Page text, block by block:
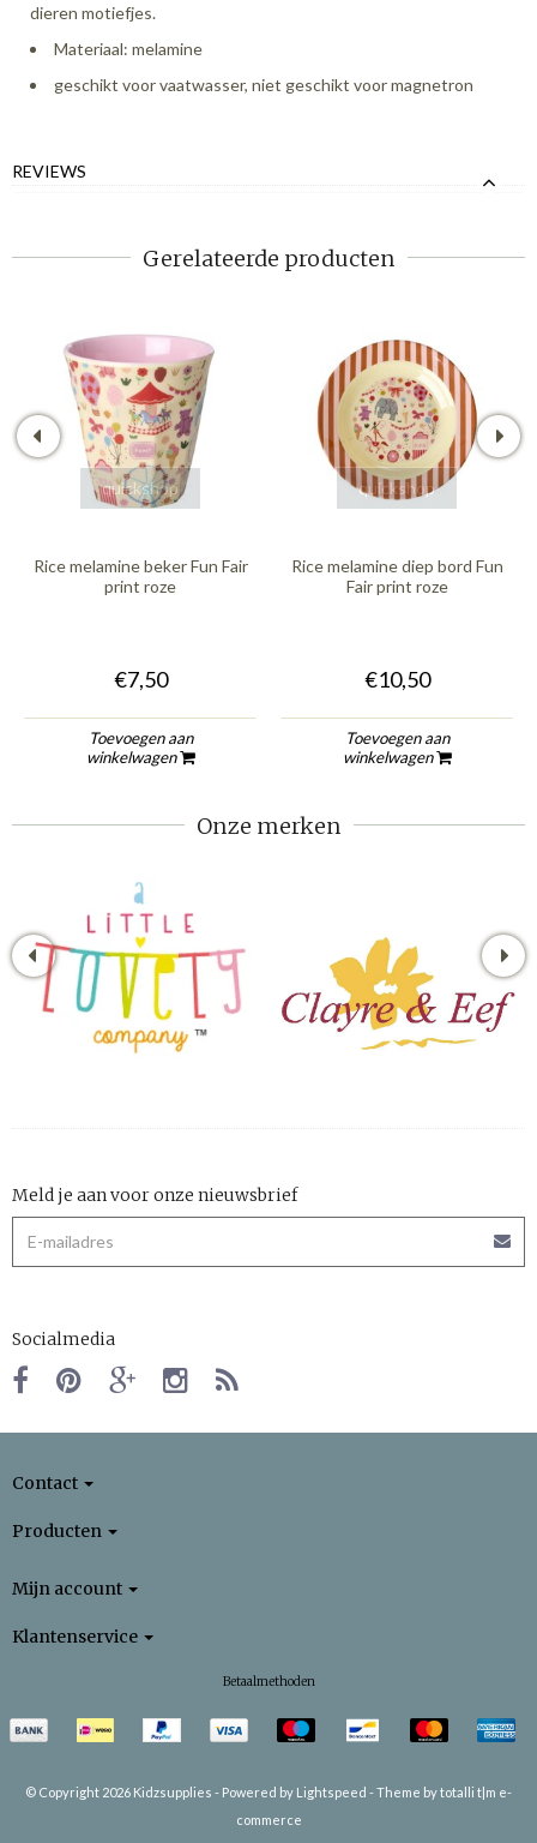
dieren motiefjes.
Materiaal: melamine
geschikt voor vaatwasser, niet geschikt voor magnetron
REVIEWS
Gerelateerde producten
quickshop
Rice melamine beker Fun Fair
print roze
€7,50
Toevoegen aan
winkelwagen
quickshop
Rice melamine diep bord Fun
Fair print roze
€10,50
Toevoegen aan
winkelwagen
Onze merken
Meld je aan voor onze nieuwsbrief
Socialmedia
Contact
Producten
Mijn account
Klantenservice
Betaalmethoden
© Copyright 2026 Kidzsupplies - Powered by Lightspeed -Theme by totalli t|m e-
commerce